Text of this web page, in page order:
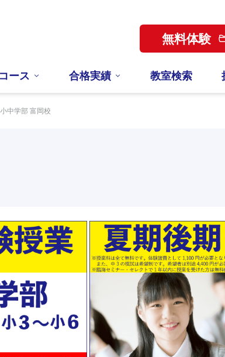
無料体験
ース 合格実績 教室検索
小中学部 富岡校